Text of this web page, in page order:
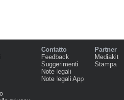
Contatto
Feedback
Suggerimenti
Note legali
Note legali App
Partner
Mediakit
Stampa